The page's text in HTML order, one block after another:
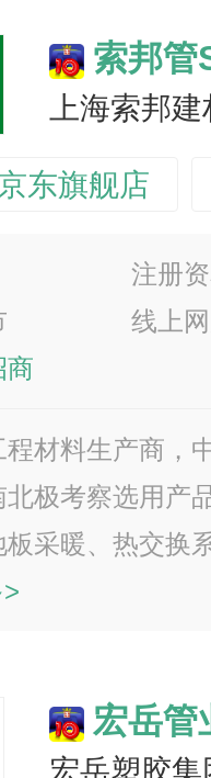
索邦
上海索邦
东旗舰店
注册
线上
商
材料生产商，
极考察选用产
采暖、热交换
宏岳管
宏岳塑胶